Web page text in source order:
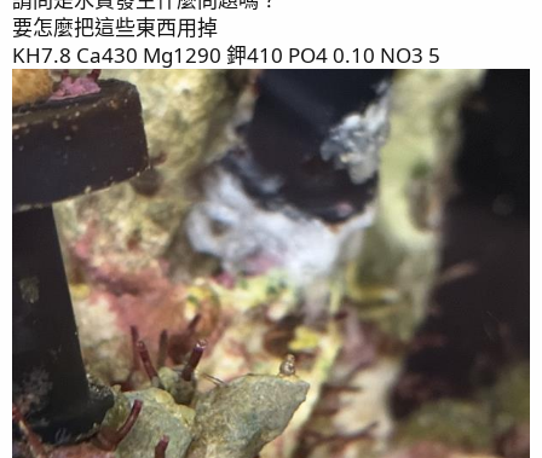
要怎麼把這些東西用掉
KH7.8 Ca430 Mg1290 鉀410 PO4 0.10 NO3 5